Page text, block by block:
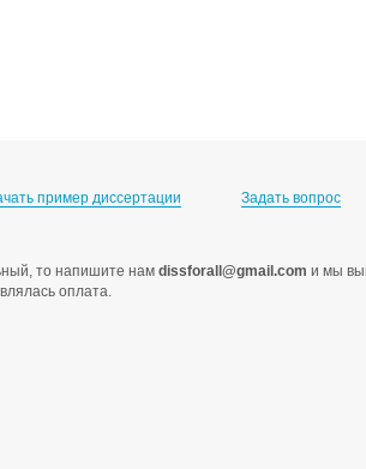
пример диссертации Задать вопрос
то напишите нам dissforall@gmail.com и мы
оплата.